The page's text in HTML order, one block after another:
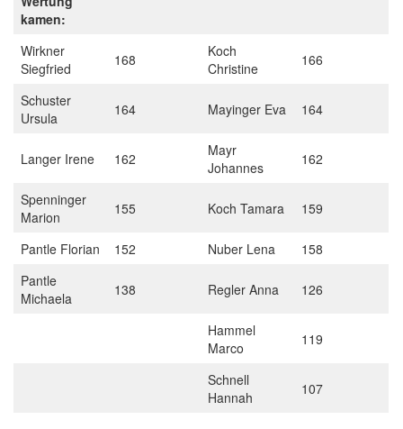
kamen:
Wirkner
Siegfried
168
Koch
Christine
166
Schuster
Ursula
164 Mayinger Eva 164
Langer Irene 162
Mayr
Johannes
162
Spenninger
Marion
155 Koch Tamara 159
Pantle Florian 152 Nuber Lena
158
Pantle
Michaela
138 Regler Anna 126
Hammel
Marco
119
Schnell
Hannah
107